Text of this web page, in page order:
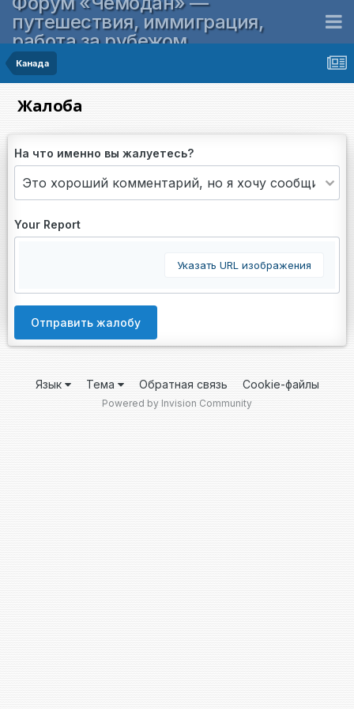
путешествия, иммиграция,
работа за рубежом
Канада
Жалоба
На что именно вы жалуетесь?
Your Report
Указать URL изображения
Отправить жалобу
Язык Тема Обратная связь Cookie-файлы
Powered by Invision Community